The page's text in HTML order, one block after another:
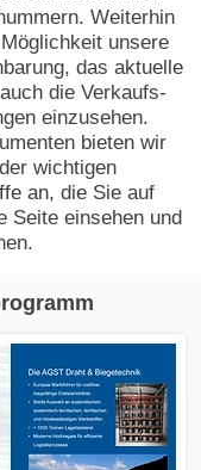
Weiterhin
unsere
das aktuelle
die Verkaufs-
einzusehen.
bieten wir
wichtigen
an, die Sie auf
Seite einsehen und